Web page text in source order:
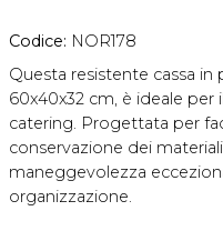
Codice: NOR178
Questa resistente cassa
60x40x32 cm, è ideale
catering. Progettata per
conservazione dei
maneggevolezza
organizzazione.